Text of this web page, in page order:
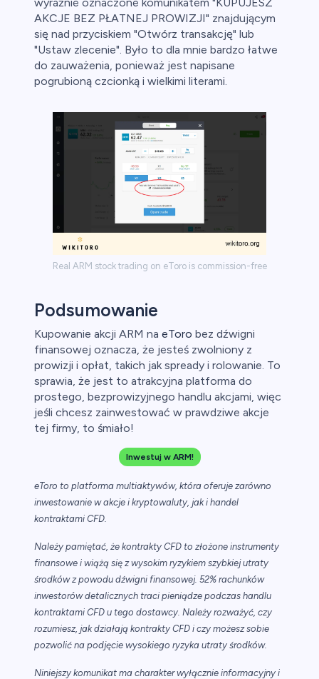
AKCJE BEZ PŁATNEJ PROWIZJI" znajdującym
się nad przyciskiem "Otwórz transakcję" lub
"Ustaw zlecenie". Było to dla mnie bardzo łatwe
do zauważenia, ponieważ jest napisane
pogrubioną czcionką i wielkimi literami.
Real ARM stock trading on eToro is commission-free
Podsumowanie
Kupowanie akcji ARM na eToro bez dźwigni
finansowej oznacza, że jesteś zwolniony z
prowizji i opłat, takich jak spready i rolowanie. To
sprawia, że jest to atrakcyjna platforma do
prostego, bezprowizyjnego handlu akcjami, więc
jeśli chcesz zainwestować w prawdziwe akcje
tej firmy, to śmiało!
Inwestuj w ARM!
eToro to platforma multiaktywów, która oferuje zarówno
inwestowanie w akcje i kryptowaluty, jak i handel
kontraktami CFD.
Należy pamiętać, że kontrakty CFD to złożone instrumenty
finansowe i wiążą się z wysokim ryzykiem szybkiej utraty
środków z powodu dźwigni finansowej. 52% rachunków
inwestorów detalicznych traci pieniądze podczas handlu
kontraktami CFD u tego dostawcy. Należy rozważyć, czy
rozumiesz, jak działają kontrakty CFD i czy możesz sobie
pozwolić na podjęcie wysokiego ryzyka utraty środków.
Niniejszy komunikat ma charakter wyłącznie informacyjny i